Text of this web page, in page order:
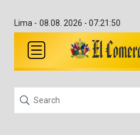
Lima - 08.08. 2026 - 07:21:50